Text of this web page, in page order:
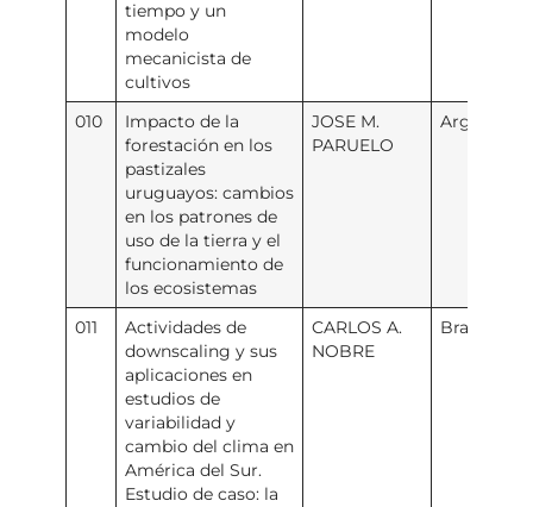
tiempo y un
modelo
mecanicista de
cultivos
010
Impacto de la
forestación en los
pastizales
uruguayos: cambios
en los patrones de
uso de la tierra y el
funcionamiento de
los ecosistemas
JOSE M.
PARUELO
Argentina
011
Actividades de
downscaling y sus
aplicaciones en
estudios de
variabilidad y
cambio del clima en
América del Sur.
Estudio de caso: la
CARLOS A.
NOBRE
Brasil